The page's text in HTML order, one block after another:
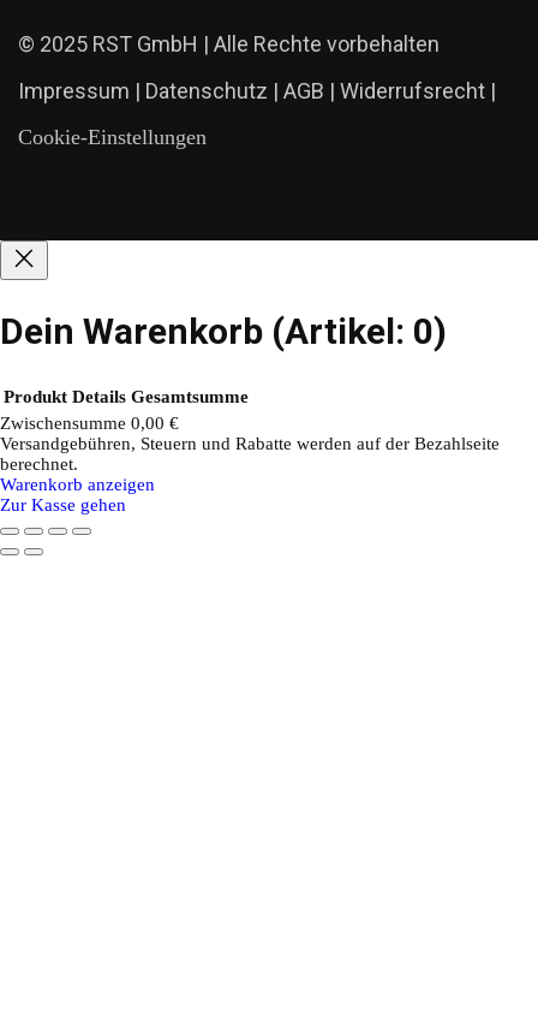
© 2025 RST GmbH | Alle Rechte vorbehalten
Impressum | Datenschutz | AGB | Widerrufsrecht |
Cookie-Einstellungen
Dein Warenkorb (Artikel: 0)
Produkte
im
Warenkorb
Produkt Details Gesamtsumme
Zwischensumme 0,00 €
Versandgebühren, Steuern und Rabatte werden auf der Bezahlseite
berechnet.
Warenkorb anzeigen
Zur Kasse gehen